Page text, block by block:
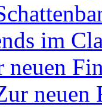
im
neuen
neuen